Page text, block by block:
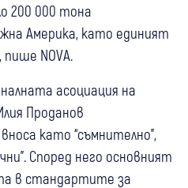
200 000 тона
Америка, като единият
NOVA.
асоциация на
Проданов
като “съмнително”,
Според него основният
в стандартите за